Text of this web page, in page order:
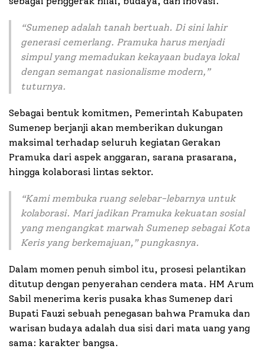
“Sumenep adalah tanah bertuah. Di sini lahir
generasi cemerlang. Pramuka harus menjadi
simpul yang memadukan kekayaan budaya lokal
dengan semangat nasionalisme modern,”
tuturnya.
Sebagai bentuk komitmen, Pemerintah Kabupaten
Sumenep berjanji akan memberikan dukungan
maksimal terhadap seluruh kegiatan Gerakan
Pramuka dari aspek anggaran, sarana prasarana,
hingga kolaborasi lintas sektor.
“Kami membuka ruang selebar-lebarnya untuk
kolaborasi. Mari jadikan Pramuka kekuatan sosial
yang mengangkat marwah Sumenep sebagai Kota
Keris yang berkemajuan,” pungkasnya.
Dalam momen penuh simbol itu, prosesi pelantikan
ditutup dengan penyerahan cendera mata. HM Arum
Sabil menerima keris pusaka khas Sumenep dari
Bupati Fauzi sebuah penegasan bahwa Pramuka dan
warisan budaya adalah dua sisi dari mata uang yang
sama: karakter bangsa.